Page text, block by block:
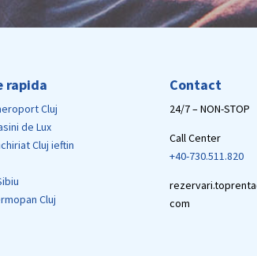
rapida
Cluj
de Lux
Cluj ieftin
Cluj
Contact
24/7 – NON-STOP
Call Center
+40-730.511.820
com